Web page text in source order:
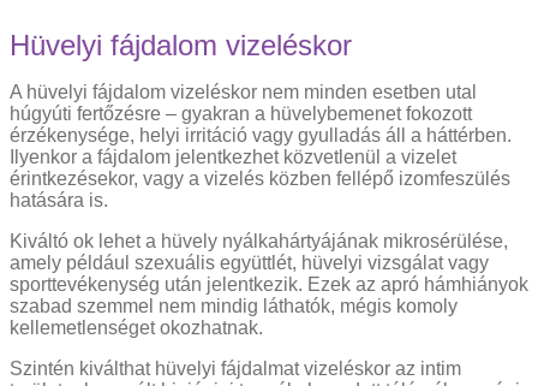
Hüvelyi fájdalom vizeléskor
A hüvelyi fájdalom vizeléskor nem minden esetben utal
húgyúti fertőzésre – gyakran a hüvelybemenet fokozott
érzékenysége, helyi irritáció vagy gyulladás áll a háttérben.
Ilyenkor a fájdalom jelentkezhet közvetlenül a vizelet
érintkezésekor, vagy a vizelés közben fellépő izomfeszülés
hatására is.
Kiváltó ok lehet a hüvely nyálkahártyájának mikrosérülése,
amely például szexuális együttlét, hüvelyi vizsgálat vagy
sporttevékenység után jelentkezik. Ezek az apró hámhiányok
szabad szemmel nem mindig láthatók, mégis komoly
kellemetlenséget okozhatnak.
Szintén kiválthat hüvelyi fájdalmat vizeléskor az intim